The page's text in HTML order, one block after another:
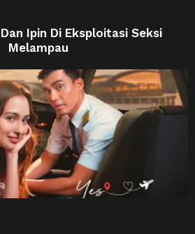
Dan Ipin Di Eksploitasi Seksi
Melampau